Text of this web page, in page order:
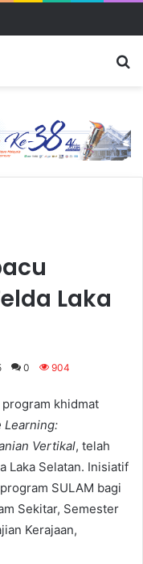
Laka
0 904
program khidmat
Learning:
Vertikal, telah
Laka Selatan. Inisiatif
SULAM bagi
Sekitar, Semester
Kerajaan,